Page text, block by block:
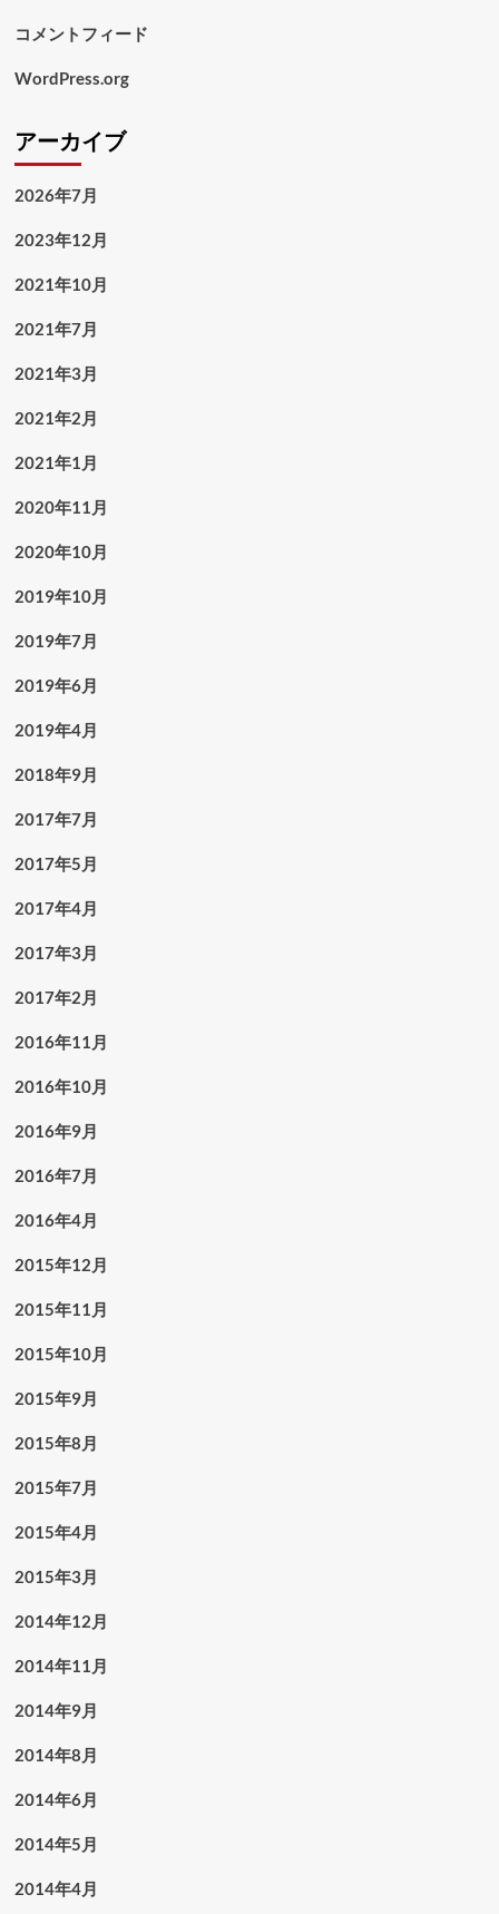
コメントフィード
WordPress.org
アーカイブ
2026年7月
2023年12月
2021年10月
2021年7月
2021年3月
2021年2月
2021年1月
2020年11月
2020年10月
2019年10月
2019年7月
2019年6月
2019年4月
2018年9月
2017年7月
2017年5月
2017年4月
2017年3月
2017年2月
2016年11月
2016年10月
2016年9月
2016年7月
2016年4月
2015年12月
2015年11月
2015年10月
2015年9月
2015年8月
2015年7月
2015年4月
2015年3月
2014年12月
2014年11月
2014年9月
2014年8月
2014年6月
2014年5月
2014年4月